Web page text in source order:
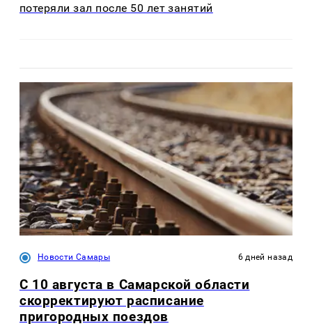
потеряли зал после 50 лет занятий
Новости Самары 6 дней назад
С 10 августа в Самарской области
скорректируют расписание
пригородных поездов